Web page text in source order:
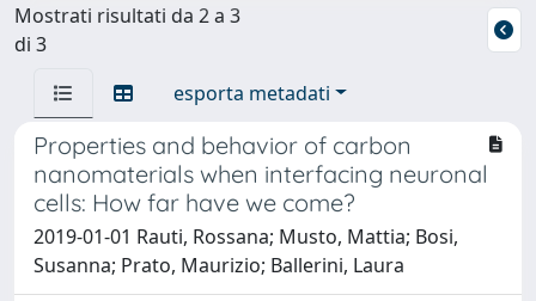
Mostrati risultati da 2 a 3
di 3
esporta metadati
Properties and behavior of carbon
nanomaterials when interfacing neuronal
cells: How far have we come?
2019-01-01 Rauti, Rossana; Musto, Mattia; Bosi,
Susanna; Prato, Maurizio; Ballerini, Laura